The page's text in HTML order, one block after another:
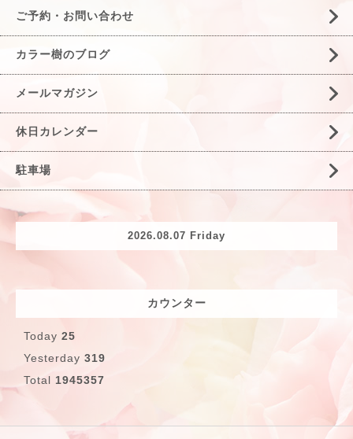
ご予約・お問い合わせ
カラー樹のブログ
メールマガジン
休日カレンダー
駐車場
2026.08.07 Friday
カウンター
Today 25
Yesterday 319
Total 1945357